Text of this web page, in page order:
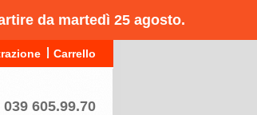
da martedì 25 agosto.
Carrello
039 605.99.70